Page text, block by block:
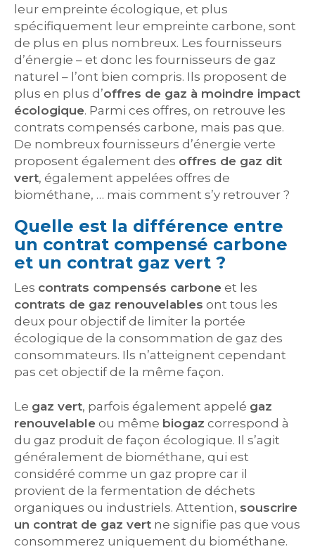
leur empreinte écologique, et plus
spécifiquement leur empreinte carbone, sont
de plus en plus nombreux. Les fournisseurs
d’énergie – et donc les fournisseurs de gaz
naturel – l’ont bien compris. Ils proposent de
plus en plus d’offres de gaz à moindre impact
écologique. Parmi ces offres, on retrouve les
contrats compensés carbone, mais pas que.
De nombreux fournisseurs d’énergie verte
proposent également des offres de gaz dit
vert, également appelées offres de
biométhane, … mais comment s’y retrouver ?
Quelle est la différence entre
un contrat compensé carbone
et un contrat gaz vert ?
Les contrats compensés carbone et les
contrats de gaz renouvelables ont tous les
deux pour objectif de limiter la portée
écologique de la consommation de gaz des
consommateurs. Ils n’atteignent cependant
pas cet objectif de la même façon.
Le gaz vert, parfois également appelé gaz
renouvelable ou même biogaz correspond à
du gaz produit de façon écologique. Il s’agit
généralement de biométhane, qui est
considéré comme un gaz propre car il
provient de la fermentation de déchets
organiques ou industriels. Attention, souscrire
un contrat de gaz vert ne signifie pas que vous
consommerez uniquement du biométhane.